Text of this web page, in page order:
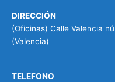
DIRECCIÓN
(Oficinas) Calle Valencia
(Valencia)
TELEFONO